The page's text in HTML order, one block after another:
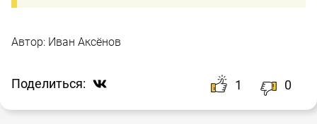
Автор: Иван Аксёнов
Поделиться: 1 0